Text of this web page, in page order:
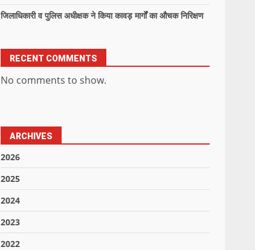
जिलाधिकारी व पुलिस अधीक्षक ने किया कावड़ मार्गों का औचक निरिक्षण
RECENT COMMENTS
No comments to show.
ARCHIVES
2026
2025
2024
2023
2022